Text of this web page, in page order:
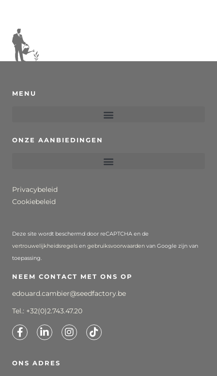
MENU
ONZE AANBIEDINGEN
Privacybeleid
Cookiebeleid
Deze site wordt beschermd door reCAPTCHA en de
vertrouwelijkheidsregels en gebruiksvoorwaarden van Google zijn van
toepassing.
NEEM CONTACT MET ONS OP
edouard.cambier@seedfactory.be
Tel.: +32(0)2.743.47.20
ONS ADRES